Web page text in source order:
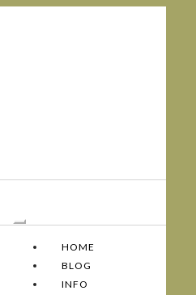
Toggle
HOME
BLOG
INFO